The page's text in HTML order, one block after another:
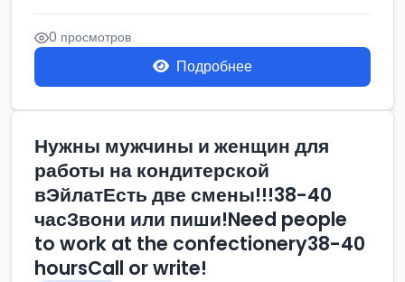
0 просмотров
Подробнее
Нужны мужчины и женщин для
работы на кондитерской
вЭйлатЕсть две смены!!!38-40
часЗвони или пиши!Need people
to work at the confectionery38-40
hoursCall or write!